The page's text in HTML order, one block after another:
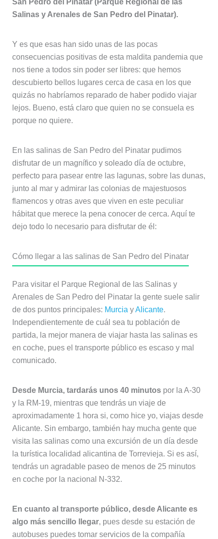
Salinas y Arenales de San Pedro del Pinatar).
Y es que esas han sido unas de las pocas
consecuencias positivas de esta maldita pandemia que
nos tiene a todos sin poder ser libres: que hemos
descubierto bellos lugares cerca de casa en los que
quizás no habríamos reparado de haber podido viajar
lejos. Bueno, está claro que quien no se consuela es
porque no quiere.
En las salinas de San Pedro del Pinatar pudimos
disfrutar de un magnífico y soleado día de octubre,
perfecto para pasear entre las lagunas, sobre las dunas,
junto al mar y admirar las colonias de majestuosos
flamencos y otras aves que viven en este peculiar
hábitat que merece la pena conocer de cerca. Aquí te
dejo todo lo necesario para disfrutar de él:
Cómo llegar a las salinas de San Pedro del Pinatar
Para visitar el Parque Regional de las Salinas y
Arenales de San Pedro del Pinatar la gente suele salir
de dos puntos principales: Murcia yAlicante.
Independientemente de cuál sea tu población de
partida, la mejor manera de viajar hasta las salinas es
en coche, pues el transporte público es escaso y mal
comunicado.
Desde Murcia, tardarás unos 40 minutospor la A-30
y la RM-19, mientras que tendrás un viaje de
aproximadamente 1 hora si, como hice yo, viajas desde
Alicante. Sin embargo, también hay mucha gente que
visita las salinas como una excursión de un día desde
la turística localidad alicantina de Torrevieja. Si es así,
tendrás un agradable paseo de menos de 25 minutos
en coche por la nacional N-332.
En cuanto al transporte público, desde Alicante es
algo más sencillo llegar, pues desde su estación de
autobuses puedes tomar servicios de la compañía